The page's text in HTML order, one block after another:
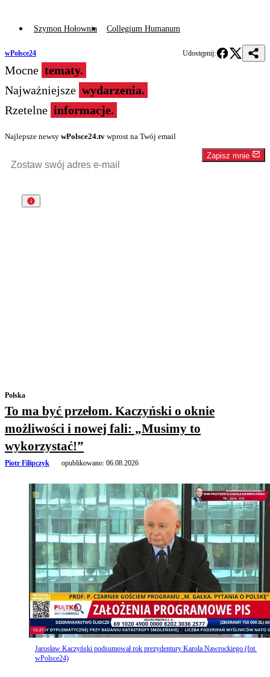
Szymon Hołownia Collegium Humanum
wPolsce24 Udostępnij:
Mocne tematy.
Najważniejsze wydarzenia.
Rzetelne informacje.
Najlepsze newsy wPolsce24.tv wprost na Twój email
Zapisz mnie
Polska
To ma być przełom. Kaczyński o oknie
możliwości i nowej fali: „Musimy to
wykorzystać!”
Piotr Filipczyk opublikowano: 06.08.2026
Jarosław Kaczyński podsumował rok prezydentury Karola Nawrockiego (fot.
wPolsce24)